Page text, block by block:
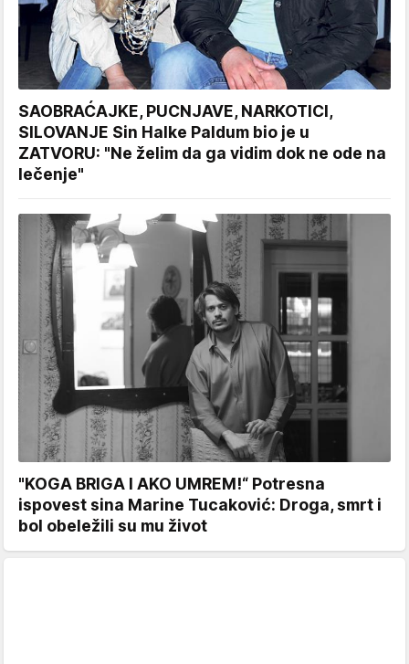
SAOBRAĆAJKE, PUCNJAVE, NARKOTICI,
SILOVANJE Sin Halke Paldum bio je u
ZATVORU: "Ne želim da ga vidim dok ne ode na
lečenje"
"KOGA BRIGA I AKO UMREM!“ Potresna
ispovest sina Marine Tucaković: Droga, smrt i
bol obeležili su mu život